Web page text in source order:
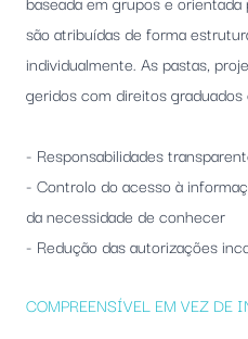
são atribuídas de forma
individualmente. As pastas,
geridos com direitos
- Responsabilidades
- Controlo do acesso à
da necessidade de conhecer
- Redução das autorizações
COMPREENSÍVEL EM VEZ DE